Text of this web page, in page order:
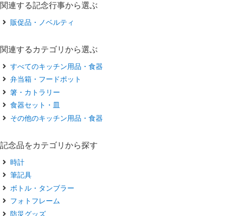
関連する記念行事から選ぶ
販促品・ノベルティ
関連するカテゴリから選ぶ
すべてのキッチン用品・食器
弁当箱・フードポット
箸・カトラリー
食器セット・皿
その他のキッチン用品・食器
記念品をカテゴリから探す
時計
筆記具
ボトル・タンブラー
フォトフレーム
防災グッズ